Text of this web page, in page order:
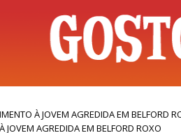
À JOVEM AGREDIDA EM BELFORD
JOVEM AGREDIDA EM BELFORD ROXO